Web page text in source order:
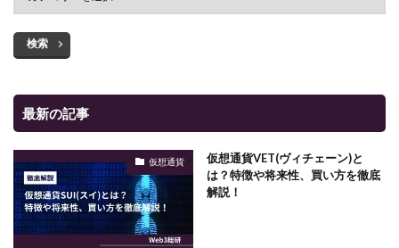
検索
最新の記事
仮想通貨
仮想通貨VET(ヴィチェーン)と
は？特徴や将来性、買い方を徹底
解説！